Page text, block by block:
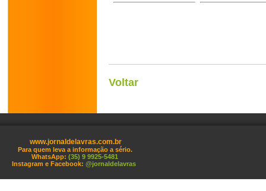
Voltar
www.jornaldelavras.com.br
Para quem leva a informação a sério.
WhatsApp: (35) 9 9925-5481
Instagram e Facebook: @jornaldelavras